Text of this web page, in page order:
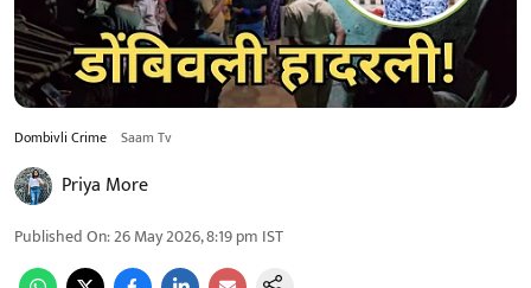
Dombivli Crime Saam Tv
Priya More
Published On:26 May 2026, 8:19 pm IST